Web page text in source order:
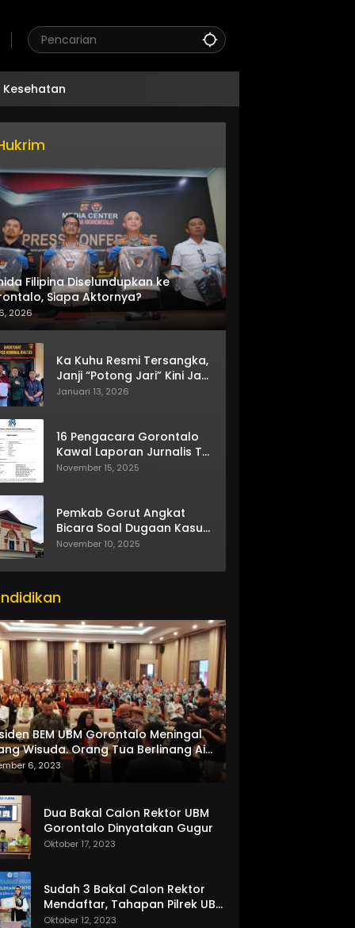
Kesehatan
Filipina Diselundupkan ke
Siapa Aktornya?
2026
Ka Kuhu Resmi Tersangka,
Janji “Potong Jari” Kini Jadi
Bumerang
Januari 13, 2026
16 Pengacara Gorontalo
Kawal Laporan Jurnalis TV
One
November 15, 2025
Pemkab Gorut Angkat
Bicara Soal Dugaan Kasus
Asusila Oknum ASN
November 10, 2025
BEM UBM Gorontalo Meningal
Wisuda. Orang Tua Berlinang Air
Menerima SKL dan Pemasangan
6, 2023
Dua Bakal Calon Rektor UBM
Gorontalo Dinyatakan Gugur
Oktober 17, 2023
Sudah 3 Bakal Calon Rektor
Mendaftar, Tahapan Pilrek UBM
Gorontalo Makin Seru
Oktober 12, 2023